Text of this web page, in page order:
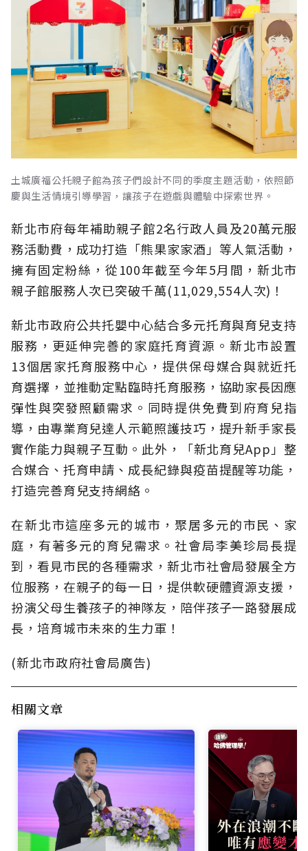
土城廣福公托親子館為孩子們設計不同的季度主題活動，依照節
慶與生活情境引導學習，讓孩子在遊戲與體驗中探索世界。
新北市府每年補助親子館2名行政人員及20萬元服
務活動費，成功打造「熊果家家酒」等人氣活動，
擁有固定粉絲，從100年截至今年5月間，新北市
親子館服務人次已突破千萬(11,029,554人次)！
新北市政府公共托嬰中心結合多元托育與育兒支持
服務，更延伸完善的家庭托育資源。新北市設置
13個居家托育服務中心，提供保母媒合與就近托
育選擇，並推動定點臨時托育服務，協助家長因應
彈性與突發照顧需求。同時提供免費到府育兒指
導，由專業育兒達人示範照護技巧，提升新手家長
實作能力與親子互動。此外，「新北育兒App」整
合媒合、托育申請、成長紀錄與疫苗提醒等功能，
打造完善育兒支持網絡。
在新北市這座多元的城市，聚居多元的市民、家
庭，有著多元的育兒需求。社會局李美珍局長提
到，看見市民的各種需求，新北市社會局發展全方
位服務，在親子的每一日，提供軟硬體資源支援，
扮演父母生養孩子的神隊友，陪伴孩子一路發展成
長，培育城市未來的生力軍！
(新北市政府社會局廣告)
相關文章